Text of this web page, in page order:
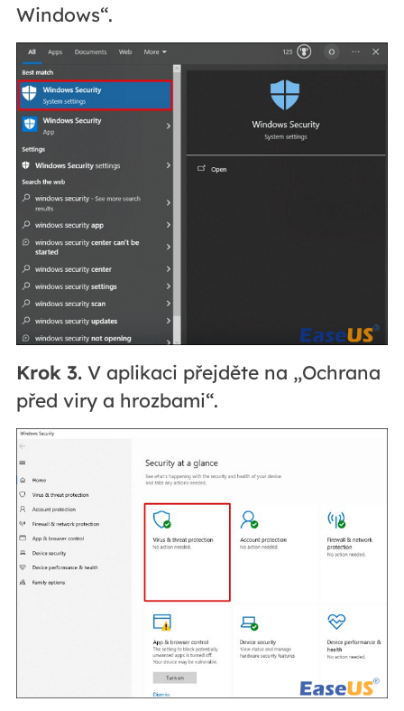
Windows“.
Krok 3.V aplikaci přejděte na „Ochrana
před viry a hrozbami“.